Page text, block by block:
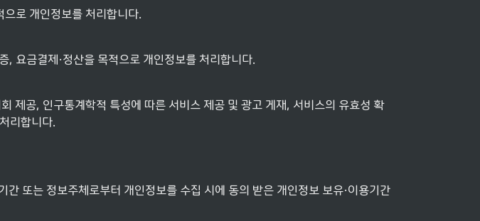
로 개인정보를 처리합니다.
요금결제·정산을 목적으로 개인정보를 처리합니다.
제공, 인구통계학적 특성에 따른 서비스 제공 및 광고 게재, 서비스의 유효성 확
리합니다.
또는 정보주체로부터 개인정보를 수집 시에 동의 받은 개인정보 보유·이용기간